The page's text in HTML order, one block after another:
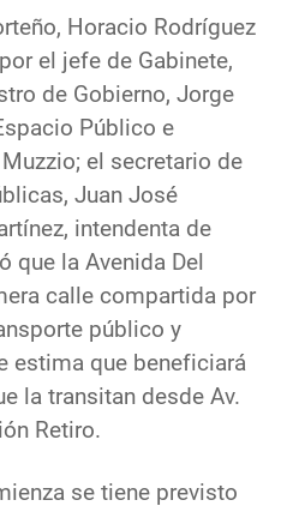
Horacio Rodríguez
el jefe de Gabinete,
de Gobierno, Jorge
Público e
el secretario de
Juan José
intendenta de
que la Avenida Del
calle compartida por
público y
estima que beneficiará
la transitan desde Av.
Retiro.
se tiene previsto